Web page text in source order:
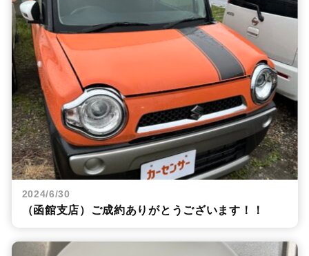
2024/6/30
（函館支店）ご成約ありがとうございます！！